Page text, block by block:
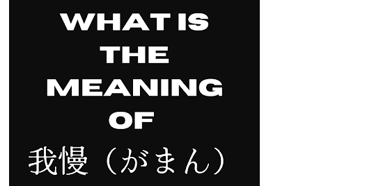
明确说明： 今后每一次领取新的入
为我以后必须记住的一项固定流程。
前，我最担心的是： 门口电话应该
商务敬语而出问题？ 要不要准备很
实没...